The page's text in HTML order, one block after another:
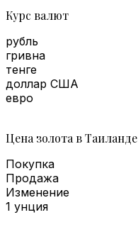
Курс валют
рубль
гривна
тенге
доллар США
евро
Цена золота в Таиланде
Покупка
Продажа
Изменение
1 унция